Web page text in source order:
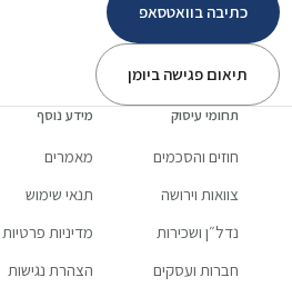
כתיבה בוואטסאפ
תיאום פגישה ביומן
תחומי עיסוק
חוזים והסכמים
צוואות וירושה
נדל״ן ושכירות
חברות ועסקים
מידע נוסף
מאמרים
תנאי שימוש
מדיניות פרטיות
הצהרת נגישות